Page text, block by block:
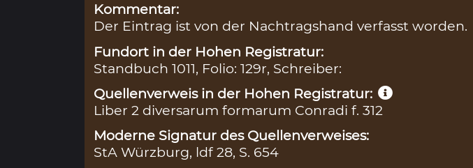
Kommentar:
Der Eintrag ist von der Nachtragshand verfasst worden.
Fundort in der Hohen Registratur:
Standbuch 1011, Folio: 129r, Schreiber:
Quellenverweis in der Hohen Registratur:
Liber 2 diversarum formarum Conradi f. 312
Moderne Signatur des Quellenverweises:
StA Würzburg, ldf 28, S. 654